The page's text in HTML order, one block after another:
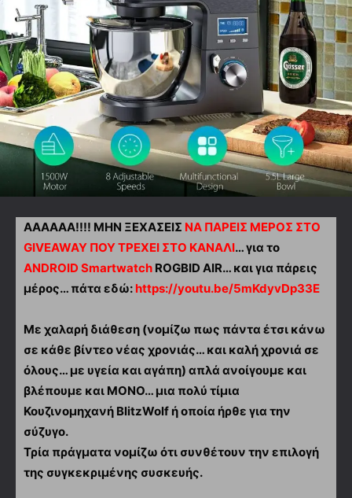
ΑΑΑΑΑΑ!!!! ΜΗΝ ΞΕΧΑΣΕΙΣ ΝΑ ΠΑΡΕΙΣ ΜΕΡΟΣ ΣΤΟ
GIVEAWAY ΠΟΥ ΤΡΕΧΕΙ ΣΤΟ ΚΑΝΑΛΙ… για το
ANDROID Smartwatch ROGBID AIR… και για πάρεις
μέρος… πάτα εδώ: https://youtu.be/5mKdyvDp33E
Με χαλαρή διάθεση (νομίζω πως πάντα έτσι κάνω
σε κάθε βίντεο νέας χρονιάς… και καλή χρονιά σε
όλους… με υγεία και αγάπη) απλά ανοίγουμε και
βλέπουμε και ΜΟΝΟ… μια πολύ τίμια
Κουζινομηχανή BlitzWolf ή οποία ήρθε για την
σύζυγο.
Τρία πράγματα νομίζω ότι συνθέτουν την επιλογή
της συγκεκριμένης συσκευής.